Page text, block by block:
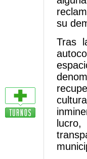
su
Tras